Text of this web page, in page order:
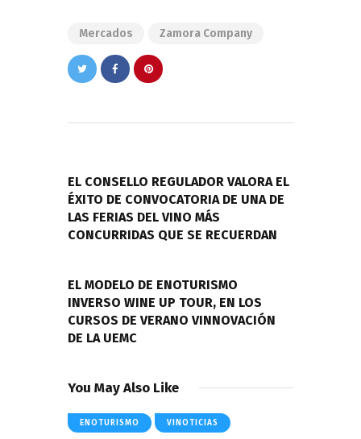
Mercados Zamora Company
entradas
EL CONSELLO REGULADOR VALORA EL
ÉXITO DE CONVOCATORIA DE UNA DE
LAS FERIAS DEL VINO MÁS
CONCURRIDAS QUE SE RECUERDAN
EL MODELO DE ENOTURISMO
INVERSO WINE UP TOUR, EN LOS
CURSOS DE VERANO VINNOVACIÓN
DE LA UEMC
You May Also Like
ENOTURISMO VINOTICIAS